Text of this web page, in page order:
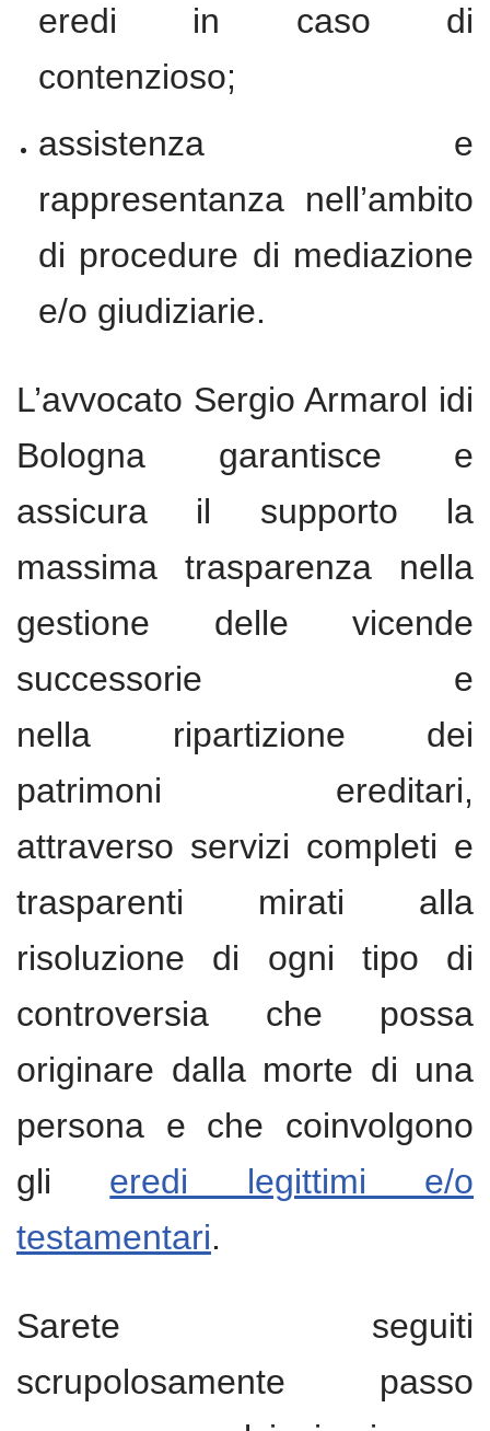
eredi in caso di
contenzioso;
assistenza e
rappresentanza nell’ambito
di procedure di mediazione
e/o giudiziarie.
L’avvocato Sergio Armarol idi
Bologna garantisce e
assicura il supporto la
massima trasparenza nella
gestione delle vicende
successorie e
nella ripartizione dei
patrimoni ereditari,
attraverso servizi completi e
trasparenti mirati alla
risoluzione di ogni tipo di
controversia che possa
originare dalla morte di una
persona e che coinvolgono
gli eredi legittimi e/o
testamentari.
Sarete seguiti
scrupolosamente passo